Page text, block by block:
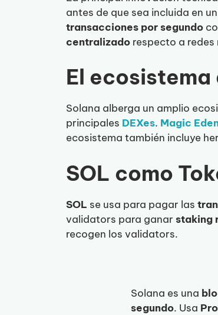
antes de que sea incluida en
transacciones por segundo
centralizado respecto a
El ecosistema
Solana alberga un amplio
principales DEXes. Magic
ecosistema también incluye
SOL como
SOL se usa para pagar las
validators para ganar staking
recogen los validators.
Solana es una
segundo. Usa